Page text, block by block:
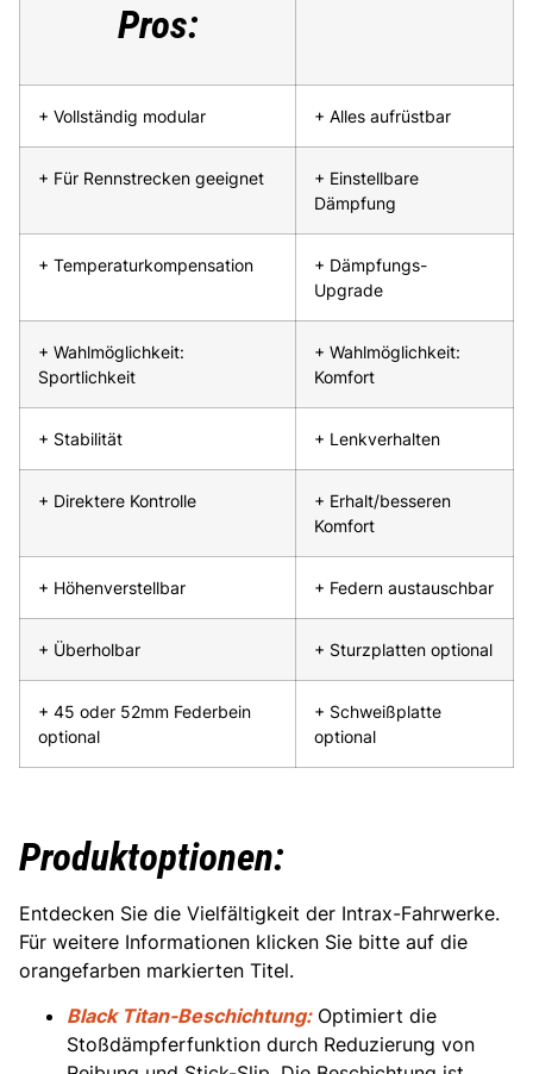
Pros:
+ Vollständig modular + Alles aufrüstbar
+ Für Rennstrecken geeignet
+ Einstellbare
Dämpfung
+ Temperaturkompensation
+ Dämpfungs-
Upgrade
+ Wahlmöglichkeit:
Sportlichkeit
+ Wahlmöglichkeit:
Komfort
+ Stabilität + Lenkverhalten
+ Direktere Kontrolle
+ Erhalt/besseren
Komfort
+ Höhenverstellbar + Federn austauschbar
+ Überholbar + Sturzplatten optional
+ 45 oder 52mm Federbein
optional
+ Schweißplatte
optional
Produktoptionen:
Entdecken Sie die Vielfältigkeit der Intrax-Fahrwerke.
Für weitere Informationen klicken Sie bitte auf die
orangefarben markierten Titel.
Black Titan-Beschichtung:Optimiert die
Stoßdämpferfunktion durch Reduzierung von